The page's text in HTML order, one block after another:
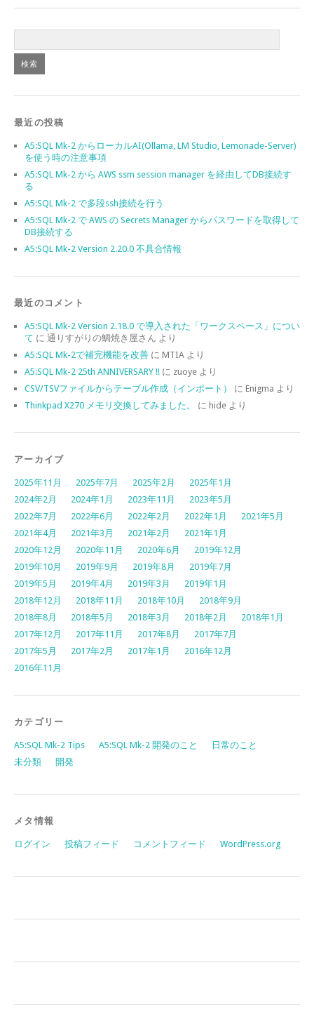
最近の投稿
A5:SQL Mk-2 からローカルAI(Ollama, LM Studio, Lemonade-Server)
を使う時の注意事項
A5:SQL Mk-2 から AWS ssm session manager を経由してDB接続す
る
A5:SQL Mk-2 で多段ssh接続を行う
A5:SQL Mk-2 で AWS の Secrets Manager からパスワードを取得して
DB接続する
A5:SQL Mk-2 Version 2.20.0 不具合情報
最近のコメント
A5:SQL Mk-2 Version 2.18.0 で導入された「ワークスペース」につい
て に 通りすがりの鯛焼き屋さん より
A5:SQL Mk-2で補完機能を改善 に MTIA より
A5:SQL Mk-2 25th ANNIVERSARY !! に zuoye より
CSV/TSVファイルからテーブル作成（インポート）
に Enigma より
Thinkpad X270 メモリ交換してみました。
に hide より
アーカイブ
2025年11月 2025年7月 2025年2月
2025年1月
2024年2月
2024年1月 2023年11月
2023年5月
2022年7月
2022年6月 2022年2月 2022年1月
2021年5月
2021年4月
2021年3月 2021年2月
2021年1月
2020年12月
2020年11月 2020年6月
2019年12月
2019年10月
2019年9月 2019年8月
2019年7月
2019年5月
2019年4月 2019年3月
2019年1月
2018年12月
2018年11月 2018年10月
2018年9月
2018年8月
2018年5月 2018年3月 2018年2月
2018年1月
2017年12月
2017年11月 2017年8月
2017年7月
2017年5月
2017年2月 2017年1月
2016年12月
2016年11月
カテゴリー
A5:SQL Mk-2 Tips A5:SQL Mk-2 開発のこと
日常のこと
未分類
開発
メタ情報
ログイン 投稿フィード コメントフィード WordPress.org